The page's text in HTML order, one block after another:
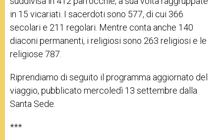
in 15 vicariati. I sacerdoti sono 577, di cui 366
secolari e 211 regolari. Mentre conta anche 140
diaconi permanenti, i religiosi sono 263 religiosi e le
religiose 787.
Riprendiamo di seguito il programma aggiornato del
viaggio, pubblicato mercoledì 13 settembre dalla
Santa Sede.
***